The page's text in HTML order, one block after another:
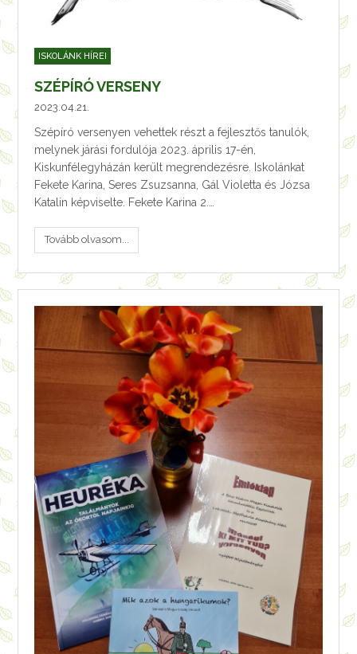
ISKOLÁNK HÍREI
SZÉPÍRÓ VERSENY
2023.04.21.
Szépíró versenyen vehettek részt a fejlesztős tanulók,
melynek járási fordulója 2023. április 17-én,
Kiskunfélegyházán került megrendezésre. Iskolánkat
Fekete Karina, Seres Zsuzsanna, Gál Violetta és Józsa
Katalin képviselte. Fekete Karina 2.…
Tovább olvasom...